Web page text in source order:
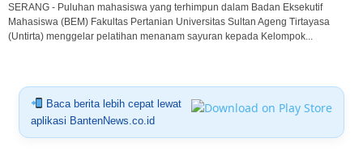
SERANG - Puluhan mahasiswa yang terhimpun dalam Badan Eksekutif
Mahasiswa (BEM) Fakultas Pertanian Universitas Sultan Ageng Tirtayasa
(Untirta) menggelar pelatihan menanam sayuran kepada Kelompok...
Baca berita lebih cepat lewat
aplikasi BantenNews.co.id